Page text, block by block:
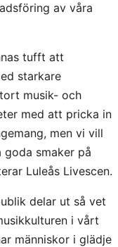
av våra
tufft att
starkare
musik- och
med att pricka in
men vi vill
smaker på
Luleås Livescen.
delar ut så vet
i vårt
människor i glädje